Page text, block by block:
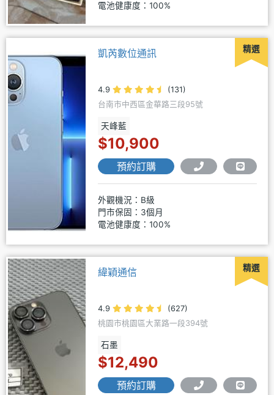
電池健康度：100%
精選
凱芮數位通訊
4.9
(131)
台南市中西區金華路三段95號
天峰藍
$10,900
預約訂購
外觀機況：B級
門市保固：3個月
電池健康度：100%
精選
緯穎通信
4.9
(627)
桃園市桃園區大業路一段394號
石墨
$12,490
預約訂購